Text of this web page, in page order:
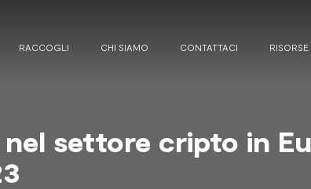
RACCOGLI CHI SIAMO CONTATTACI RISORSE
settore cripto in